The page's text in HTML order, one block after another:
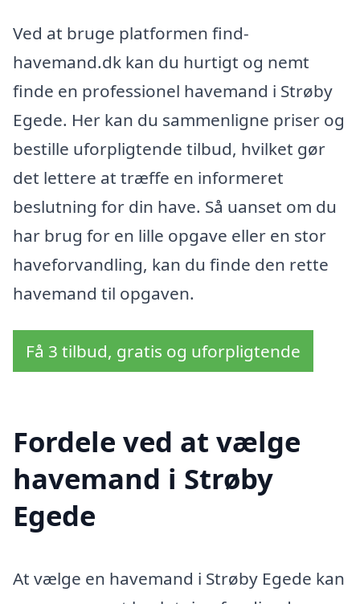
Ved at bruge platformen find-
havemand.dk kan du hurtigt og nemt
finde en professionel havemand i Strøby
Egede. Her kan du sammenligne priser og
bestille uforpligtende tilbud, hvilket gør
det lettere at træffe en informeret
beslutning for din have. Så uanset om du
har brug for en lille opgave eller en stor
haveforvandling, kan du finde den rette
havemand til opgaven.
Få 3 tilbud, gratis og uforpligtende
Fordele ved at vælge
havemand i Strøby
Egede
At vælge en havemand i Strøby Egede kan